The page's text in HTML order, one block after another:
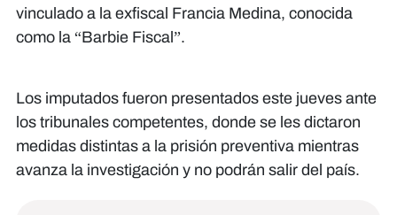
vinculado a la exfiscal Francia Medina, conocida
como la “Barbie Fiscal”.
Los imputados fueron presentados este jueves ante
los tribunales competentes, donde se les dictaron
medidas distintas a la prisión preventiva mientras
avanza la investigación y no podrán salir del país.